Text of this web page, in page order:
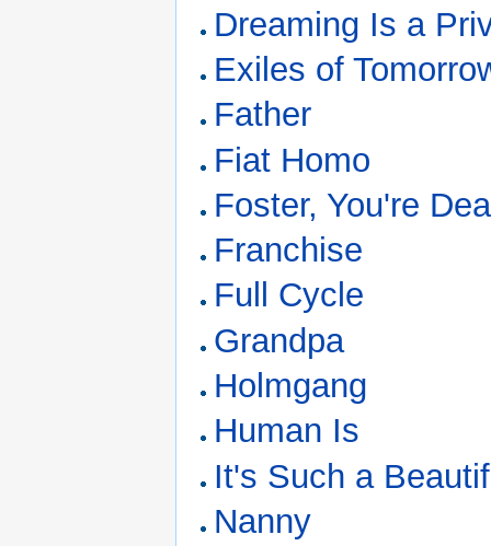
Dreaming Is a
Exiles of
Father
Fiat Homo
Foster, You're
Franchise
Full Cycle
Grandpa
Holmgang
Human Is
It's Such a
Nanny